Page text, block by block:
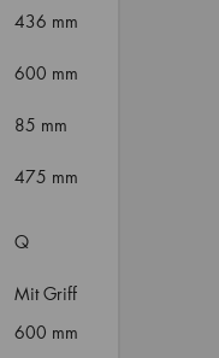
436 mm
600 mm
85 mm
475 mm
Q
Mit Griff
600 mm